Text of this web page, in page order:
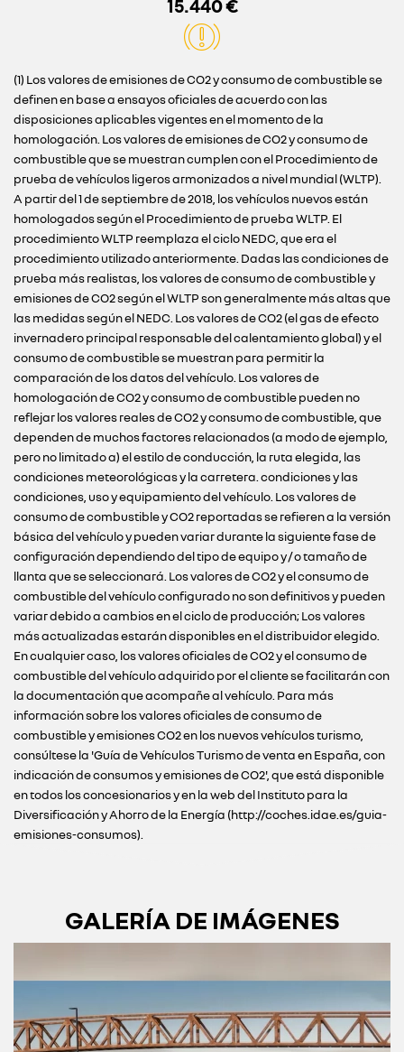
15.440 €
(1) Los valores de emisiones de CO2 y consumo de combustible se
definen en base a ensayos oficiales de acuerdo con las
disposiciones aplicables vigentes en el momento de la
homologación. Los valores de emisiones de CO2 y consumo de
combustible que se muestran cumplen con el Procedimiento de
prueba de vehículos ligeros armonizados a nivel mundial (WLTP).
A partir del 1 de septiembre de 2018, los vehículos nuevos están
homologados según el Procedimiento de prueba WLTP. El
procedimiento WLTP reemplaza el ciclo NEDC, que era el
procedimiento utilizado anteriormente. Dadas las condiciones de
prueba más realistas, los valores de consumo de combustible y
emisiones de CO2 según el WLTP son generalmente más altas que
las medidas según el NEDC. Los valores de CO2 (el gas de efecto
invernadero principal responsable del calentamiento global) y el
consumo de combustible se muestran para permitir la
comparación de los datos del vehículo. Los valores de
homologación de CO2 y consumo de combustible pueden no
reflejar los valores reales de CO2 y consumo de combustible, que
dependen de muchos factores relacionados (a modo de ejemplo,
pero no limitado a) el estilo de conducción, la ruta elegida, las
condiciones meteorológicas y la carretera. condiciones y las
condiciones, uso y equipamiento del vehículo. Los valores de
consumo de combustible y CO2 reportadas se refieren a la versión
básica del vehículo y pueden variar durante la siguiente fase de
configuración dependiendo del tipo de equipo y / o tamaño de
llanta que se seleccionará. Los valores de CO2 y el consumo de
combustible del vehículo configurado no son definitivos y pueden
variar debido a cambios en el ciclo de producción; Los valores
más actualizadas estarán disponibles en el distribuidor elegido.
En cualquier caso, los valores oficiales de CO2 y el consumo de
combustible del vehículo adquirido por el cliente se facilitarán con
la documentación que acompañe al vehículo. Para más
información sobre los valores oficiales de consumo de
combustible y emisiones CO2 en los nuevos vehículos turismo,
consúltese la 'Guía de Vehículos Turismo de venta en España, con
indicación de consumos y emisiones de CO2', que está disponible
en todos los concesionarios y en la web del Instituto para la
Diversificación y Ahorro de la Energía (http://coches.idae.es/guia-
emisiones-consumos).
GALERÍA DE IMÁGENES